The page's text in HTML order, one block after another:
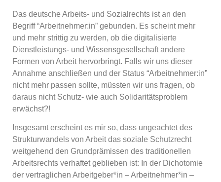
Das deutsche Arbeits- und Sozialrechts ist an den
Begriff “Arbeitnehmer:in” gebunden. Es scheint mehr
und mehr strittig zu werden, ob die digitalisierte
Dienstleistungs- und Wissensgesellschaft andere
Formen von Arbeit hervorbringt. Falls wir uns dieser
Annahme anschließen und der Status “Arbeitnehmer:in”
nicht mehr passen sollte, müssten wir uns fragen, ob
daraus nicht Schutz- wie auch Solidaritätsproblem
erwächst?!
Insgesamt erscheint es mir so, dass ungeachtet des
Strukturwandels von Arbeit das soziale Schutzrecht
weitgehend den Grundprämissen des traditionellen
Arbeitsrechts verhaftet geblieben ist: In der Dichotomie
der vertraglichen Arbeitgeber*in – Arbeitnehmer*in –